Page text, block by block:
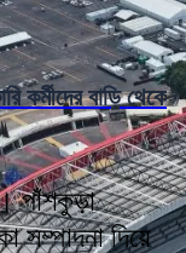
কর্মীদের বাড়ি থেকে
পাঁশকুড়া
সম্পাদনা দিয়ে